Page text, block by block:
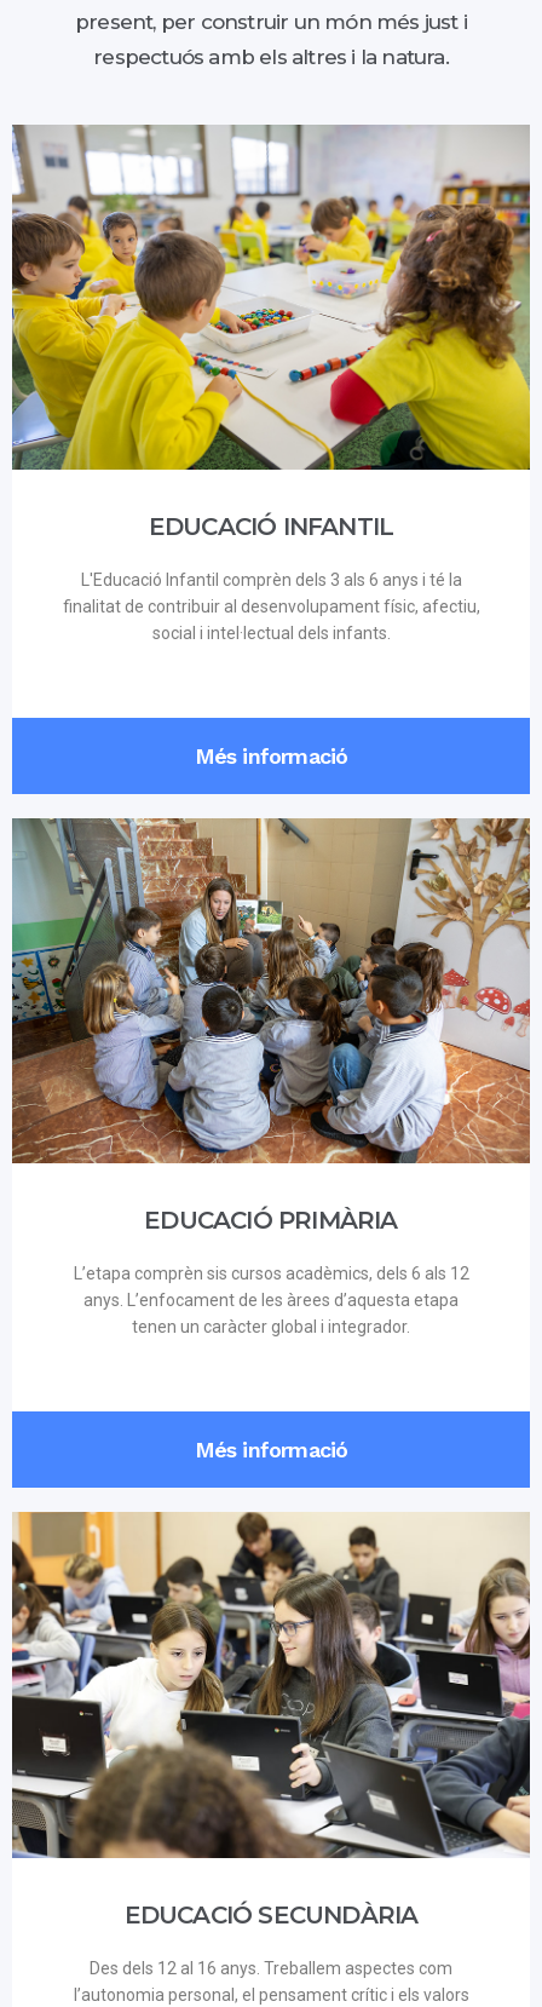
present, per construir un món més just i
respectuós amb els altres i la natura.
EDUCACIÓ INFANTIL
L'Educació Infantil comprèn dels 3 als 6 anys i té la
finalitat de contribuir al desenvolupament físic, afectiu,
social i intel·lectual dels infants.
Més informació
EDUCACIÓ PRIMÀRIA
L’etapa comprèn sis cursos acadèmics, dels 6 als 12
anys. L’enfocament de les àrees d’aquesta etapa
tenen un caràcter global i integrador.
Més informació
EDUCACIÓ SECUNDÀRIA
Des dels 12 al 16 anys. Treballem aspectes com
l’autonomia personal, el pensament crític i els valors